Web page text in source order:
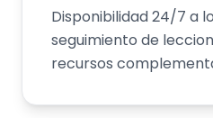
Disponibilidad 24/7 a
seguimiento de
recursos